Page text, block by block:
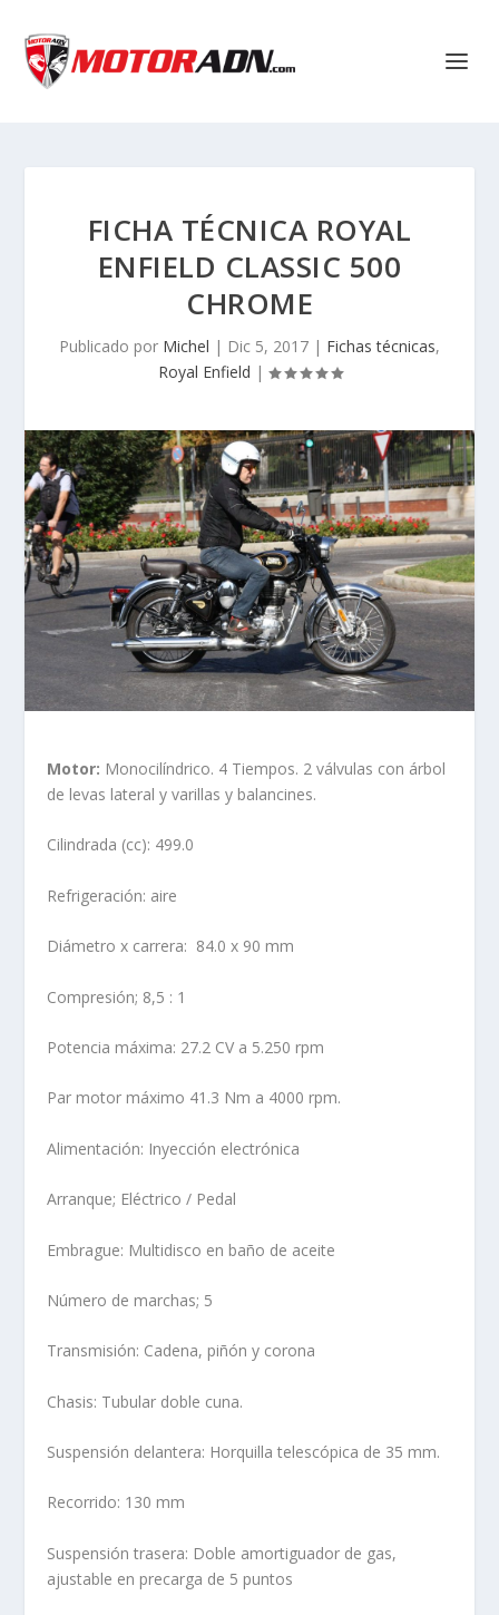
FICHA TÉCNICA ROYAL
ENFIELD CLASSIC 500
CHROME
Publicado por Michel | Dic 5, 2017 | Fichas técnicas,
Royal Enfield |
Motor: Monocilíndrico. 4 Tiempos. 2 válvulas con árbol
de levas lateral y varillas y balancines.
Cilindrada (cc): 499.0
Refrigeración: aire
Diámetro x carrera: 84.0 x 90 mm
Compresión; 8,5 : 1
Potencia máxima: 27.2 CV a 5.250 rpm
Par motor máximo 41.3 Nm a 4000 rpm.
Alimentación: Inyección electrónica
Arranque; Eléctrico / Pedal
Embrague: Multidisco en baño de aceite
Número de marchas; 5
Transmisión: Cadena, piñón y corona
Chasis: Tubular doble cuna.
Suspensión delantera: Horquilla telescópica de 35 mm.
Recorrido: 130 mm
Suspensión trasera: Doble amortiguador de gas,
ajustable en precarga de 5 puntos